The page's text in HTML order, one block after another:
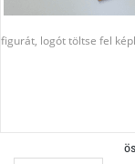
figurát, logót töltse fel